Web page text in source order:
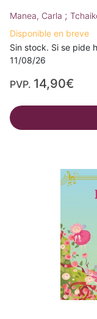
Manea, Carla ;
Disponible en breve
Sin stock. Si se pide
11/08/26
PVP. 14,90€